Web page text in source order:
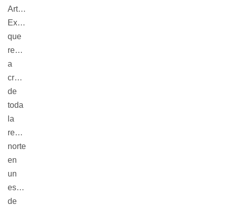
Artesanal
Expandida
que
reunirá
a
creadores
de
toda
la
región
norte
en
un
espacio
de